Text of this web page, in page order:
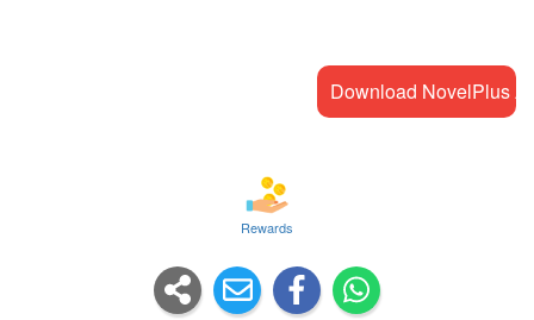
Download NovelPlus
Rewards